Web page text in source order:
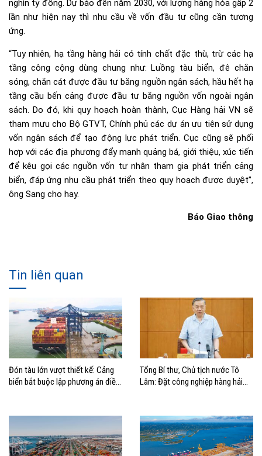
nghìn tỷ đồng. Dự báo đến năm 2030, với lượng hàng hóa gấp 2
lần như hiện nay thì nhu cầu về vốn đầu tư cũng cần tương
ứng.
“Tuy nhiên, hạ tầng hàng hải có tính chất đặc thù, trừ các hạ
tầng công cộng dùng chung như: Luồng tàu biển, đê chắn
sóng, chắn cát được đầu tư bằng nguồn ngân sách, hầu hết hạ
tầng cầu bến cảng được đầu tư bằng nguồn vốn ngoài ngân
sách. Do đó, khi quy hoạch hoàn thành, Cục Hàng hải VN sẽ
tham mưu cho Bộ GTVT, Chính phủ các dự án ưu tiên sử dụng
vốn ngân sách để tạo động lực phát triển. Cục cũng sẽ phối
hợp với các địa phương đẩy mạnh quảng bá, giới thiệu, xúc tiến
để kêu gọi các nguồn vốn tư nhân tham gia phát triển cảng
biển, đáp ứng nhu cầu phát triển theo quy hoạch được duyệt”,
ông Sang cho hay.
Báo Giao thông
Tin liên quan
Đón tàu lớn vượt thiết kế: Cảng
biển bắt buộc lập phương án điều
Tổng Bí thư, Chủ tịch nước Tô
Lâm: Đặt công nghiệp hàng hải
biển mạnh